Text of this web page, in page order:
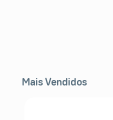
Mais Vendidos